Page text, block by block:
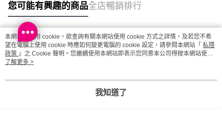
您可能有興趣的商品全店暢銷排行
熱門標籤
熱銷排行
本網站中使用 cookie，欲查詢有關本網站使用 cookie 方式之詳情，及若您不希
望在電腦上使用 cookie 時應如何變更電腦的 cookie 設定，請參閱本網站「 私隱
政策 」之 Cookie 聲明。您繼續使用本網站即表示您同意本公司得按本網站使用
條款之 Cookie 聲明使用 cookie。
了解更多 >
我知道了